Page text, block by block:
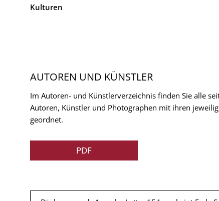
Kulturen
AUTOREN UND KÜNSTLER
Im Autoren- und Künstlerverzeichnis finden Sie alle
Autoren, Künstler und Photographen mit ihren
geordnet.
PDF